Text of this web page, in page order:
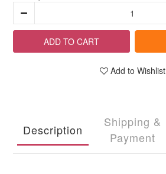
ADD TO CART
Add to Wishlist
Description
Shipping &
Payment